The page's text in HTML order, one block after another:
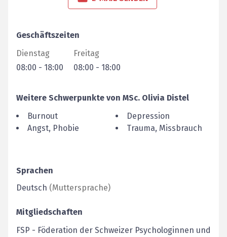
Geschäftszeiten
Dienstag
08:00 - 18:00
Freitag
08:00 - 18:00
Weitere Schwerpunkte von MSc. Olivia Distel
Burnout
Depression
Angst, Phobie
Trauma, Missbrauch
Sprachen
Deutsch (Muttersprache)
Mitgliedschaften
FSP - Föderation der Schweizer Psychologinnen und